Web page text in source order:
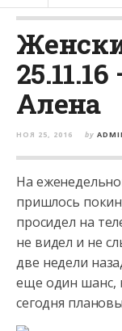
Алена
НОЯ 25, 2016 by
На
пришлось
просидел на
не видел и не
две недели
еще один шанс,
сегодня